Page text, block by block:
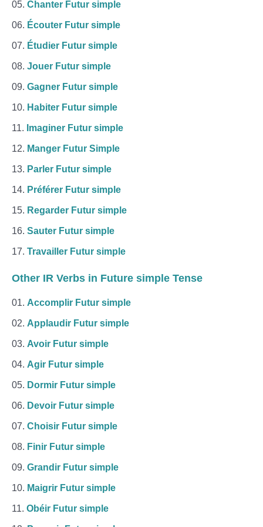
Chanter Futur simple
Écouter Futur simple
Étudier Futur simple
Jouer Futur simple
Gagner Futur simple
Habiter Futur simple
Imaginer Futur simple
Manger Futur Simple
Parler Futur simple
Préférer Futur simple
Regarder Futur simple
Sauter Futur simple
Travailler Futur simple
Other IR Verbs in Future simple Tense
Accomplir Futur simple
Applaudir Futur simple
Avoir Futur simple
Agir Futur simple
Dormir Futur simple
Devoir Futur simple
Choisir Futur simple
Finir Futur simple
Grandir Futur simple
Maigrir Futur simple
Obéir Futur simple